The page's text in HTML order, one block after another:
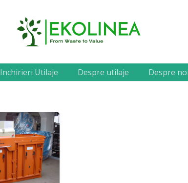
Inchirieri Utilaje Despre utilaje Despre noi